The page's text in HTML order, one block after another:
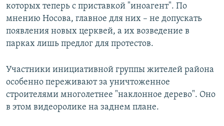
которых теперь с приставкой "иноагент". По
мнению Носова, главное для них – не допускать
появления новых церквей, а их возведение в
парках лишь предлог для протестов.
Участники инициативной группы жителей района
особенно переживают за уничтоженное
строителями многолетнее "наклонное дерево". Оно
в этом видеоролике на заднем плане.